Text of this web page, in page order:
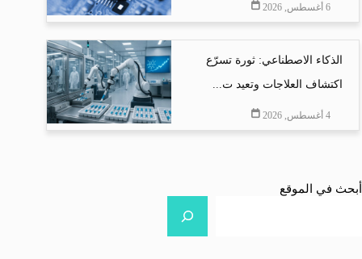
6 أغسطس, 2026
الذكاء الاصطناعي: ثورة تسرّع
اكتشاف العلاجات وتعيد ت...
4 أغسطس, 2026
أبحث في الموقع